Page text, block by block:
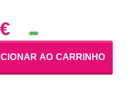
AO CARRINHO